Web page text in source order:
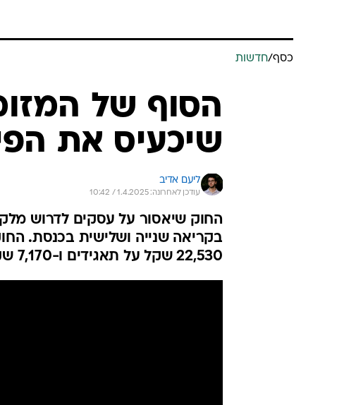
כסף/חדשות
הסוף של
שיכעיס את
ליעם אדיב
עודכן לאחרונה: 1.4.2025 / 10:42
החוק שיאסור על עסקים לדרוש
בקריאה שנייה ושלישית בכנסת.
22,530 שקל על תאגידים ו-7,170 שקל על יחידים